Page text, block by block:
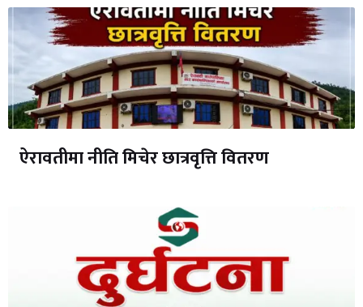
ऐरावतीमा नीति मिचेर छात्रवृत्ति वितरण